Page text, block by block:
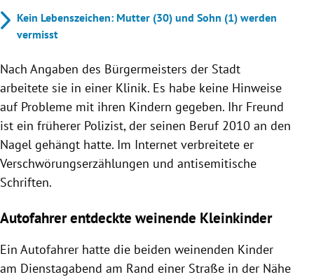
Kein Lebenszeichen: Mutter (30) und Sohn (1) werden
vermisst
Nach Angaben des Bürgermeisters der Stadt
arbeitete sie in einer Klinik. Es habe keine Hinweise
auf Probleme mit ihren Kindern gegeben. Ihr Freund
ist ein früherer Polizist, der seinen Beruf 2010 an den
Nagel gehängt hatte. Im Internet verbreitete er
Verschwörungserzählungen und antisemitische
Schriften.
Autofahrer entdeckte weinende Kleinkinder
Ein Autofahrer hatte die beiden weinenden Kinder
am Dienstagabend am Rand einer Straße in der Nähe